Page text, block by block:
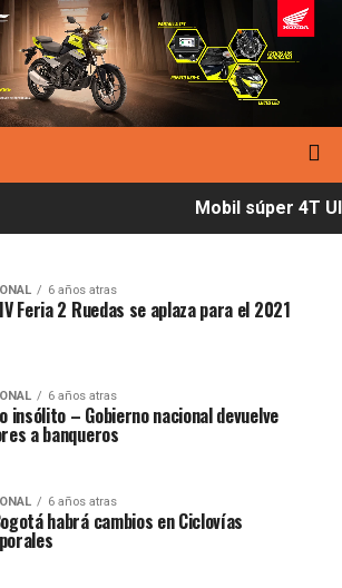
Mobil súper 4T
6 años atras
Feria 2 Ruedas se aplaza para el 2021
6 años atras
insólito – Gobierno nacional devuelve
a banqueros
6 años atras
habrá cambios en Ciclovías